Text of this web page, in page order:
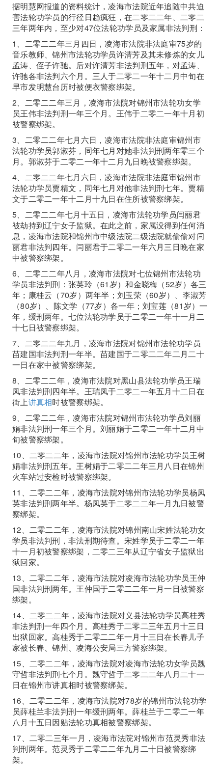
据明慧网报道的资料统计，凌海市法院近年追随中共迫
害法轮功学员的行径日趋疯狂，在二零二二年、二零二
三年两年内，至少对47位法轮功学员及家属非法判刑：
1、二零二二年三月四日，凌海市法院非法庭审75岁的
音乐教师、锦州市法轮功学员许清芳及其未修炼的女儿
孟涛、侄子许驰。后对许清芳非法判刑五年，对孟涛、
许驰各非法判六个月。三人于二零二一年十二月中旬在
早市发明慧台历时被便衣警察绑架。
2、二零二二年三月，凌海市法院对锦州市法轮功女学
员王伟非法判刑一年三个月。王伟于二零二一年十月初
被警察绑架。
3、二零二二年七月六日，凌海市法院非法庭审锦州市
法轮功学员郭淑芬，同年七月对她非法判刑两年零三个
月。郭淑芬于二零二一年十二月九日晚被警察绑架。
4、二零二二年七月六日，凌海市法院非法庭审锦州市
法轮功学员贾精文，同年七月对他非法判刑七年。贾精
文于二零二一年十二月十九日在住所被警察绑架。
5、二零二二年七月十五日，凌海市法轮功学员闫丽君
被劫持到辽宁女子监狱。在此之前，家属没得到任何消
息，凌海市法院和锦州市中级法院二级法院就偷偷对闫
丽君非法判四年。闫丽君于二零二一年六月三日晚在家
中被警察绑架。
6、二零二二年八月，凌海市法院对七位锦州市法轮功
学员非法判刑：张英玲（61岁）和金晓梅（52岁）各三
年；康桂云（70岁）两年半；刘玉荣（60岁）、李淑芳
（80岁）、陈文学（77岁）各一年；刘宝莲（81岁）一
年，缓刑两年。七位法轮功学员于二零二一年十一月二
十七日被警察绑架。
7、二零二二年九月，凌海市法院对锦州市法轮功学员
苗建国非法判刑一年半。苗建国于二零二二年二月二十
一日在家中被警察绑架。
8、二零二二年，凌海市法院对黑山县法轮功学员王瑞
凤非法判刑四年半。王瑞凤于二零二一年五月十二日在
街上讲真相时被警察绑架。
9、二零二二年，凌海市法院对锦州市法轮功学员刘丽
娟非法判刑一年三个月。刘丽娟于二零二一年十二月中
旬被警察绑架。
10、二零二二年，凌海市法院对锦州市法轮功学员王树
娟非法判刑五年。王树娟于二零二二年三月八日在锦州
火车站过安检时被警察绑架。
11、二零二二年，凌海市法院对锦州市法轮功学员杨凤
英非法判刑两年半。杨凤英于二零二二年一月九日被警
察绑架。
12、二零二二年，凌海市法院对锦州南山宋姓法轮功女
学员非法判刑，非法刑期待查。宋姓学员于二零二一年
十一月初被警察绑架，二零二三年从辽宁省女子监狱出
狱回家。
13、二零二二年，凌海市法院对凌海市法轮功学员王仲
国非法判刑两年。王仲国于二零二二年一月一日被警察
绑架。
14、二零二二年，凌海市法院对义县法轮功学员高桂秀
非法判刑一年四个月。高桂秀于二零二三年五月十三日
出狱回家。高桂秀于二零二二年一月十三日在长春儿子
家被长春、锦州、凌海公安局三方警察绑架。
15、二零二二年，凌海市法院对凌海市法轮功女学员魏
守哲非法判刑七个月。魏守哲于二零二二年八月二十一
日在锦州市讲真相时被警察绑架。
16、二零二二年，凌海市法院对78岁的锦州市法轮功学
员薛桂兰非法判刑一年缓刑两年。薛桂兰于二零二一年
八月十五日因贴法轮功真相被警察绑架。
17、二零二三年一月，凌海市法院对锦州市范灵秀非法
判刑两年。范灵秀于二零二二年九月二十日被警察绑
架。